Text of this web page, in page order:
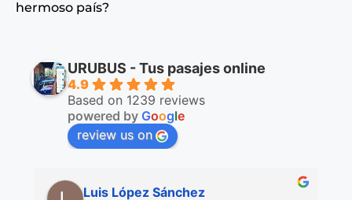
hermoso país?
URUBUS - Tus pasajes online
4.9
Based on 1239 reviews
powered by Google
review us on
Luis López Sánchez